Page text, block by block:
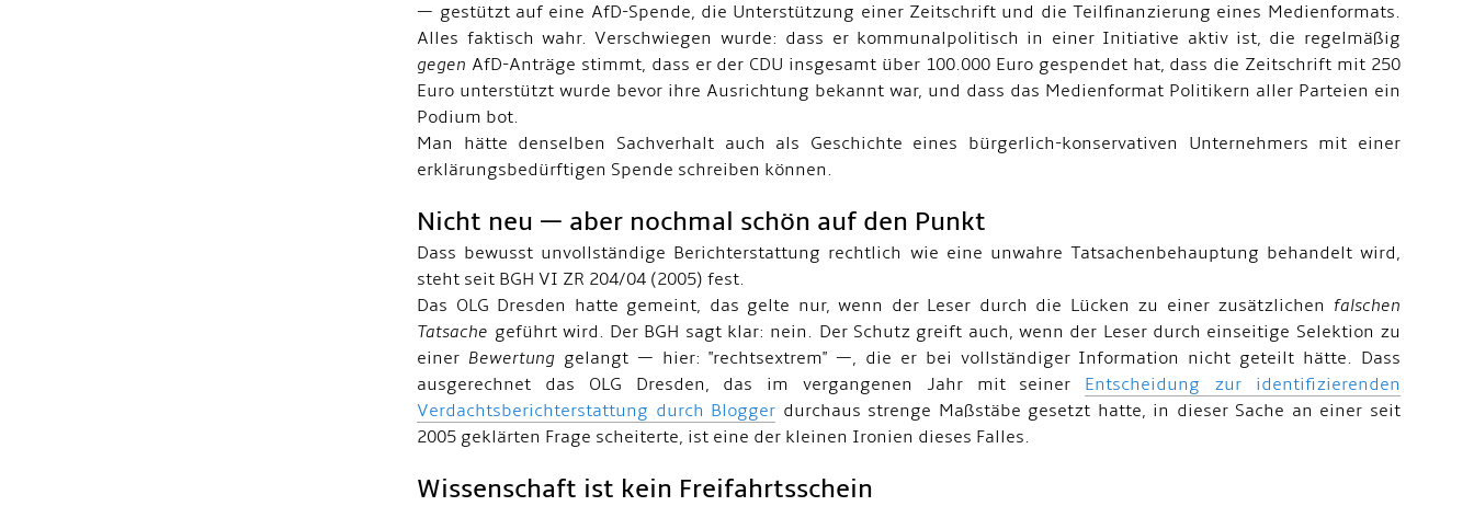
— gestützt auf eine AfD-Spende, die Unterstützung einer Zeitschrift und die Teilfinanzierung eines Medienformats.
Alles faktisch wahr. Verschwiegen wurde: dass er kommunalpolitisch in einer Initiative aktiv ist, die regelmäßig
gegen AfD-Anträge stimmt, dass er der CDU insgesamt über 100.000 Euro gespendet hat, dass die Zeitschrift mit 250
Euro unterstützt wurde bevor ihre Ausrichtung bekannt war, und dass das Medienformat Politikern aller Parteien ein
Podium bot.
Man hätte denselben Sachverhalt auch als Geschichte eines bürgerlich-konservativen Unternehmers mit einer
erklärungsbedürftigen Spende schreiben können.
Nicht neu — aber nochmal schön auf den Punkt
Dass bewusst unvollständige Berichterstattung rechtlich wie eine unwahre Tatsachenbehauptung behandelt wird,
steht seit BGH VI ZR 204/04 (2005) fest.
Das OLG Dresden hatte gemeint, das gelte nur, wenn der Leser durch die Lücken zu einer zusätzlichen falschen
Tatsache geführt wird. Der BGH sagt klar: nein. Der Schutz greift auch, wenn der Leser durch einseitige Selektion zu
einer Bewertung gelangt — hier: "rechtsextrem" —, die er bei vollständiger Information nicht geteilt hätte. Dass
ausgerechnet das OLG Dresden, das im vergangenen Jahr mit seiner Entscheidung zur identifizierenden
Verdachtsberichterstattung durch Blogger durchaus strenge Maßstäbe gesetzt hatte, in dieser Sache an einer seit
2005 geklärten Frage scheiterte, ist eine der kleinen Ironien dieses Falles.
Wissenschaft ist kein Freifahrtsschein